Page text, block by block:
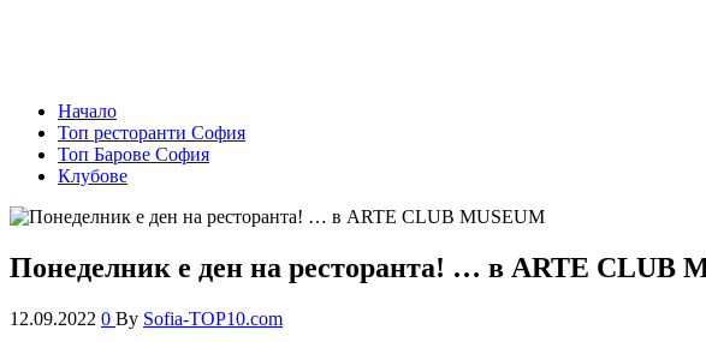
Начало
Топ ресторанти София
Топ Барове София
Клубове
Понеделник е ден на ресторанта! … в ARTE CLUB
12.09.2022 0 By Sofia-TOP10.com